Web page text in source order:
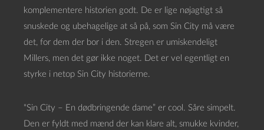
komplementere historien godt. De er lige nøjagtigt så
snuskede og ubehagelige at så på, som Sin City må være
det, for dem der bor i den. Stregen er umiskendeligt
Millers, men det gør ikke noget. Det er vel egentligt en
styrke i netop Sin City historierne.
“Sin City – En dødbringende dame” er cool. Såre simpelt.
Den er fyldt med mænd der kan klare alt, smukke kvinder,